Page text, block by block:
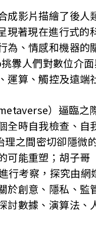
影片描繪了後人
現著現在進行式的
為、情感和機器的
釁人們對數位介
運算、觸控及遠
）逼臨之
全時自我檢查、自
之間密切卻隱微
可能重塑；胡子
行考察，探究由網
於創意、隱私、監
討數據、演算法、